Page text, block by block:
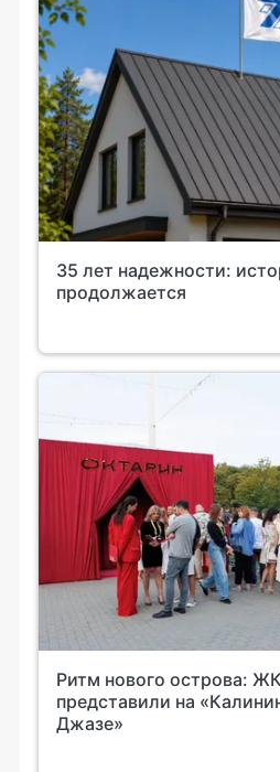
35 лет надежности:
продолжается
Ритм нового острова:
представили на
Джазе»